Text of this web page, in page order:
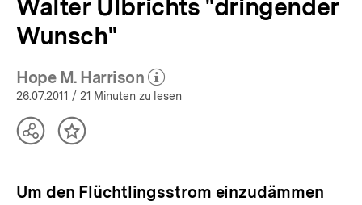
Walter Ulbrichts "dringender
Wunsch"
Hope M. Harrison
(Mehr zum Autor)
öffnen
26.07.2011 / 21 Minuten zu lesen
TeilenInhalt
Um den Flüchtlingsstrom einzudämmen